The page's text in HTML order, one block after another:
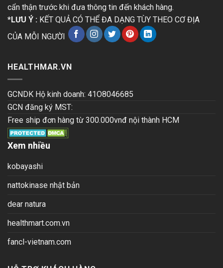
cẩn thận trước khi đưa thông tin đến khách hàng.
*LƯU Ý : KẾT QUẢ CÓ THỂ ĐA DẠNG TÙY THEO CƠ ĐỊA
CỦA MỖI NGƯỜI
HEALTHMAR.VN
GCNDK Hộ kinh doanh: 41O8046685
GCN đăng ký MST:
Free ship đơn hàng từ 300.000vnđ nội thành HCM
Xem nhiều
kobayashi
nattokinase nhật bản
dear natura
healthmart.com.vn
fancl-vietnam.com